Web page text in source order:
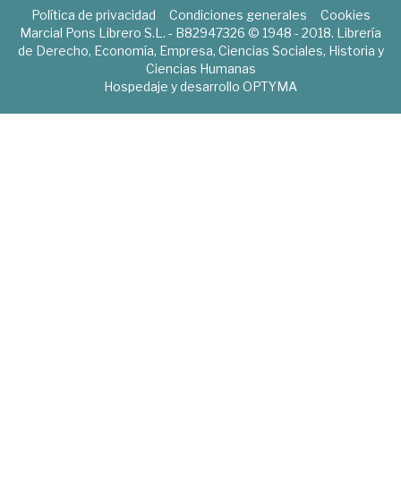
Política de privacidad Condiciones generales
Cookies
Marcial Pons Librero S.L. - B82947326 © 1948 - 2018. Librería
de Derecho, Economía, Empresa, Ciencias Sociales, Historia y
Ciencias Humanas
Hospedaje y desarrollo OPTYMA